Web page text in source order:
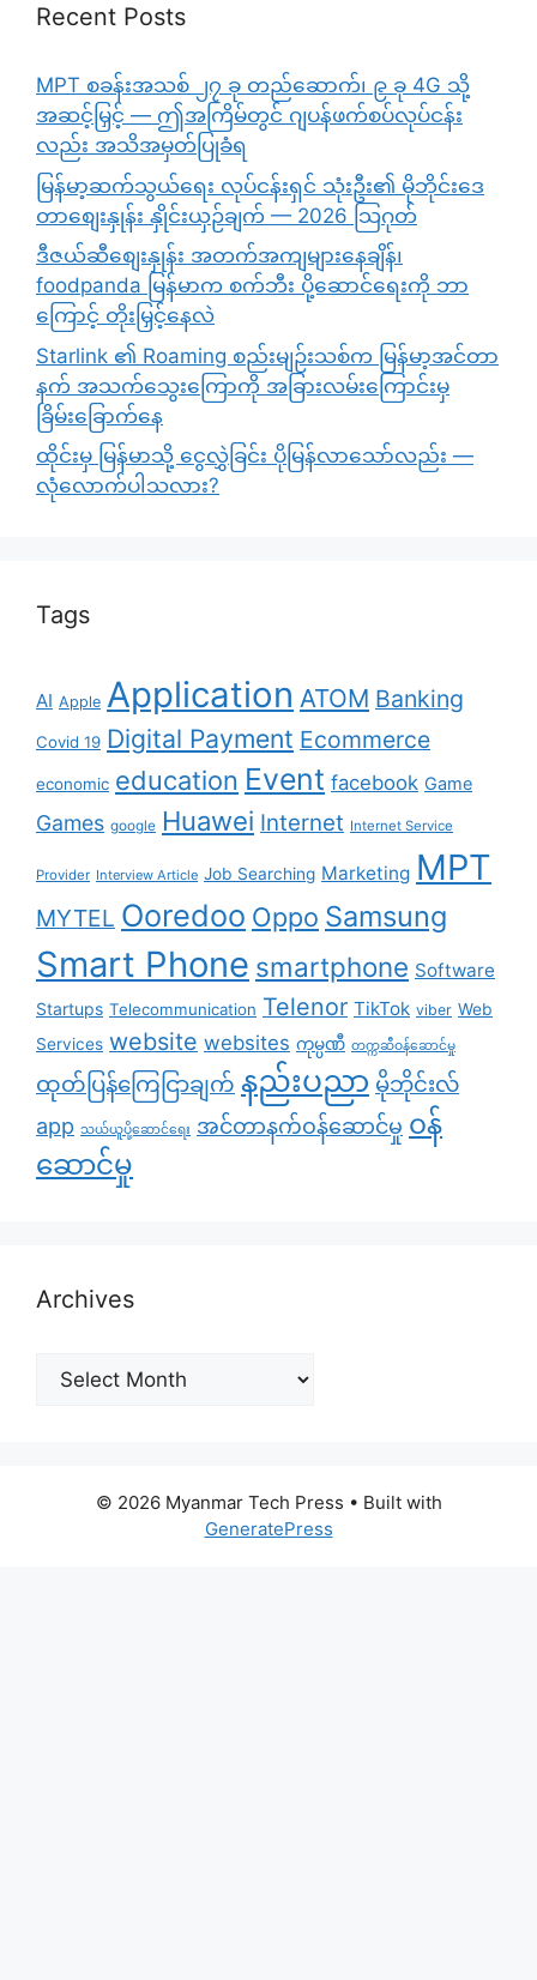
Recent Posts
MPT စခန်းအသစ် ၂၇ ခု တည်ဆောက်၊ ၉ ခု 4G သို့
အဆင့်မြှင့် — ဤအကြိမ်တွင် ဂျပန်ဖက်စပ်လုပ်ငန်း
လည်း အသိအမှတ်ပြုခံရ
မြန်မာ့ဆက်သွယ်ရေး လုပ်ငန်းရှင် သုံးဦး၏ မိုဘိုင်းဒေ
တာစျေးနှုန်း နှိုင်းယှဉ်ချက် — 2026 သြဂုတ်
ဒီဇယ်ဆီစျေးနှုန်း အတက်အကျများနေချိန်၊
foodpanda မြန်မာက စက်ဘီး ပို့ဆောင်ရေးကို ဘာ
ကြောင့် တိုးမြှင့်နေလဲ
Starlink ၏ Roaming စည်းမျဉ်းသစ်က မြန်မာ့အင်တာ
နက် အသက်သွေးကြောကို အခြားလမ်းကြောင်းမှ
ခြိမ်းခြောက်နေ
ထိုင်းမှ မြန်မာသို့ ငွေလွှဲခြင်း ပိုမြန်လာသော်လည်း —
လုံလောက်ပါသလား?
Tags
AI Apple Application ATOM Banking
Covid 19 Digital Payment Ecommerce
economic education Event facebook Game
Games google Huawei Internet Internet Service
Provider Interview Article Job Searching Marketing MPT
MYTEL Ooredoo Oppo Samsung
Smart Phone smartphone Software
Startups Telecommunication Telenor TikTok viber Web
Services website websites ကုမ္ပဏီ တက္ကဆီဝန်ဆောင်မှု
ထုတ်ပြန်ကြေငြာချက် နည်းပညာ မိုဘိုင်းလ်
app သယ်ယူပို့ဆောင်ရေး အင်တာနက်ဝန်ဆောင်မှု ၀န်
ဆောင်မှု
Archives
Archives
© 2026 Myanmar Tech Press • Built with
GeneratePress